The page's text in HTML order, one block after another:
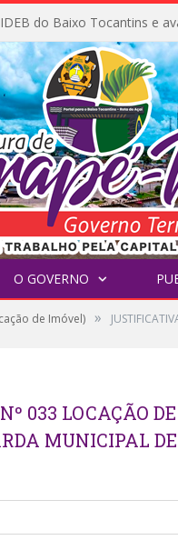
O GOVERNO
de Imóvel) »
033 LOCAÇÃO DE
MUNICIPAL DE